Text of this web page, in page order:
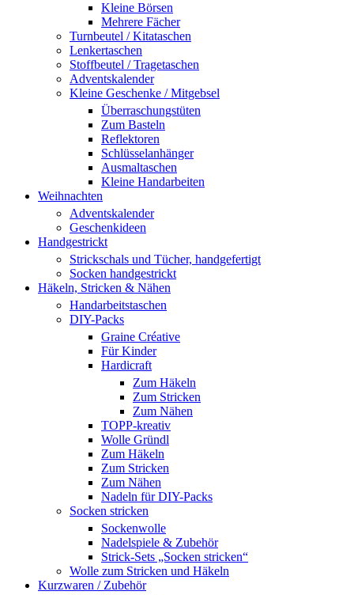
Kleine Börsen
Mehrere Fächer
Turnbeutel / Kitataschen
Lenkertaschen
Stoffbeutel / Tragetaschen
Adventskalender
Kleine Geschenke / Mitgebsel
Überraschungstüten
Zum Basteln
Reflektoren
Schlüsselanhänger
Ausmaltaschen
Kleine Handarbeiten
Weihnachten
Adventskalender
Geschenkideen
Handgestrickt
Strickschals und Tücher, handgefertigt
Socken handgestrickt
Häkeln, Stricken & Nähen
Handarbeitstaschen
DIY-Packs
Graine Créative
Für Kinder
Hardicraft
Zum Häkeln
Zum Stricken
Zum Nähen
TOPP-kreativ
Wolle Gründl
Zum Häkeln
Zum Stricken
Zum Nähen
Nadeln für DIY-Packs
Socken stricken
Sockenwolle
Nadelspiele & Zubehör
Strick-Sets „Socken stricken“
Wolle zum Stricken und Häkeln
Kurzwaren / Zubehör